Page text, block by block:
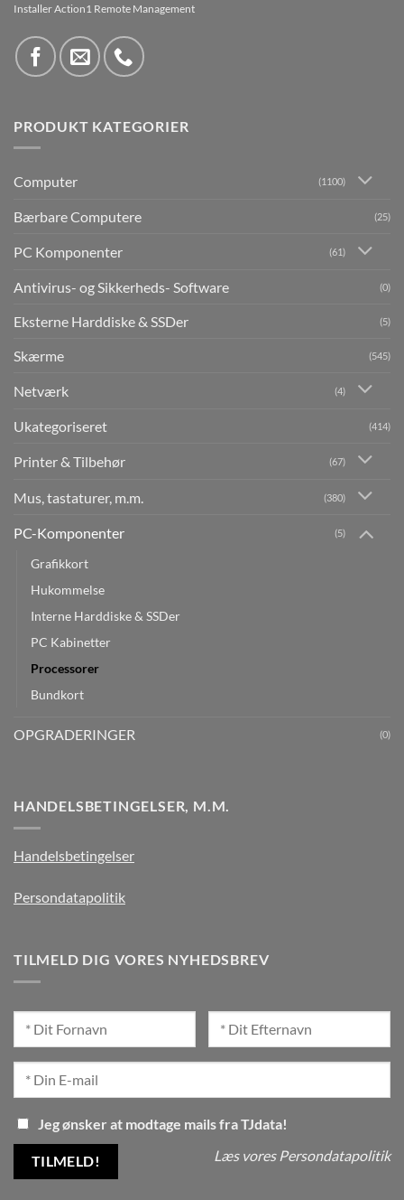
Installer Action1 Remote Management
PRODUKT KATEGORIER
Computer (1100)
Bærbare Computere (25)
PC Komponenter (61)
Antivirus- og Sikkerheds- Software (0)
Eksterne Harddiske & SSDer (5)
Skærme (545)
Netværk (4)
Ukategoriseret (414)
Printer & Tilbehør (67)
Mus, tastaturer, m.m. (380)
PC-Komponenter (5)
Grafikkort
Hukommelse
Interne Harddiske & SSDer
PC Kabinetter
Processorer
Bundkort
OPGRADERINGER (0)
HANDELSBETINGELSER, M.M.
Handelsbetingelser
Persondatapolitik
TILMELD DIG VORES NYHEDSBREV
Jeg ønsker at modtage mails fra TJdata!
Læs vores Persondatapolitik